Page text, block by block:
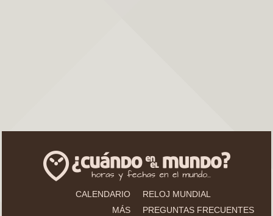
CALENDARIO
RELOJ MUNDIAL
MÁS
PREGUNTAS FRECUENTES